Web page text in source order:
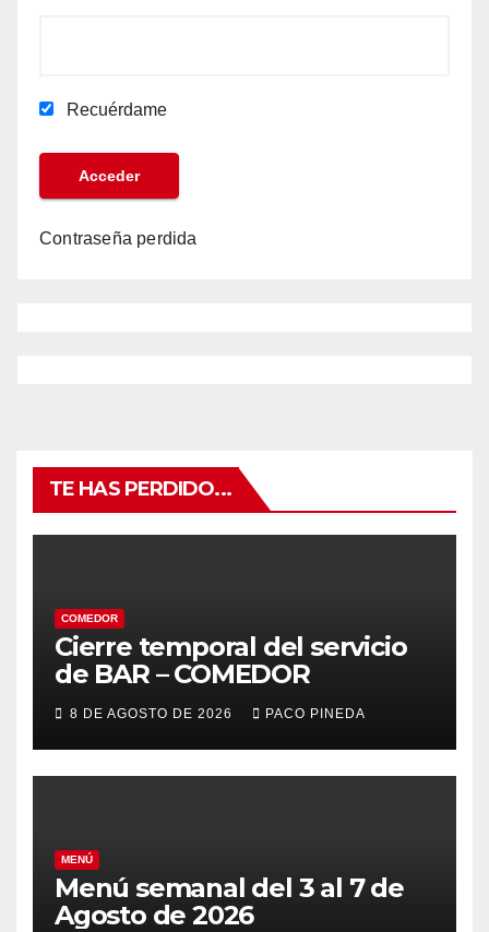
Recuérdame
Contraseña perdida
TE HAS PERDIDO...
COMEDOR
Cierre temporal del servicio
de BAR – COMEDOR
8 DE AGOSTO DE 2026 PACO PINEDA
MENÚ
Menú semanal del 3 al 7 de
Agosto de 2026